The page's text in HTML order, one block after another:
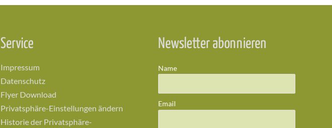
Service
Impressum
Datenschutz
Flyer Download
Privatsphäre-Einstellungen ändern
Historie der Privatsphäre-
Newsletter abonnieren
Name
Email